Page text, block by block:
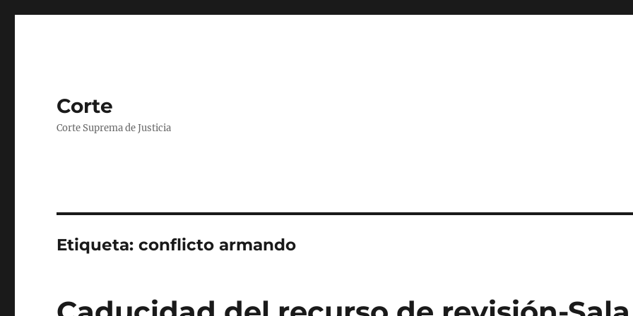
Corte
Corte Suprema de Justicia
Etiqueta:conflicto armando